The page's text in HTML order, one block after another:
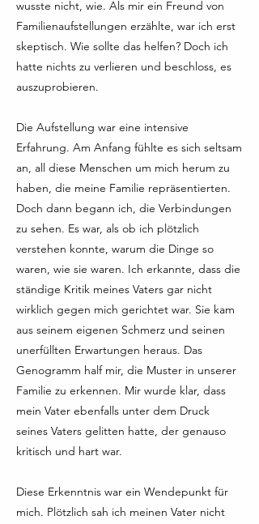
wusste nicht, wie. Als mir ein Freund von
Familienaufstellungen erzählte, war ich erst
skeptisch. Wie sollte das helfen? Doch ich
hatte nichts zu verlieren und beschloss, es
auszuprobieren.
Die Aufstellung war eine intensive
Erfahrung. Am Anfang fühlte es sich seltsam
an, all diese Menschen um mich herum zu
haben, die meine Familie repräsentierten.
Doch dann begann ich, die Verbindungen
zu sehen. Es war, als ob ich plötzlich
verstehen konnte, warum die Dinge so
waren, wie sie waren. Ich erkannte, dass die
ständige Kritik meines Vaters gar nicht
wirklich gegen mich gerichtet war. Sie kam
aus seinem eigenen Schmerz und seinen
unerfüllten Erwartungen heraus. Das
Genogramm half mir, die Muster in unserer
Familie zu erkennen. Mir wurde klar, dass
mein Vater ebenfalls unter dem Druck
seines Vaters gelitten hatte, der genauso
kritisch und hart war.
Diese Erkenntnis war ein Wendepunkt für
mich. Plötzlich sah ich meinen Vater nicht